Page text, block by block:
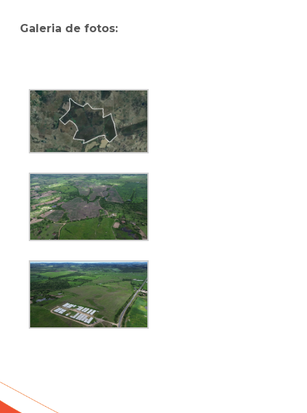
Galeria de fotos: